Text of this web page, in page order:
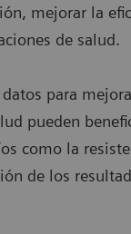
mejorar la
de salud.
para
pueden
como la
de los